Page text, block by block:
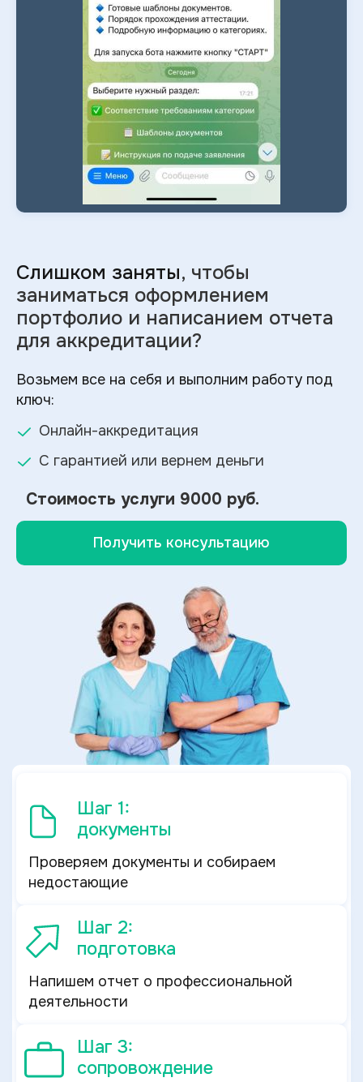
Слишком заняты, чтобы
заниматься оформлением
портфолио и написанием отчета
для аккредитации?
Возьмем все на себя и выполним работу под
ключ:
Онлайн-аккредитация
С гарантией или вернем деньги
Стоимость услуги 9000 руб.
Получить консультацию
Шаг 1:
документы
Проверяем документы и собираем
недостающие
Шаг 2:
подготовка
Напишем отчет о профессиональной
деятельности
Шаг 3:
сопровождение